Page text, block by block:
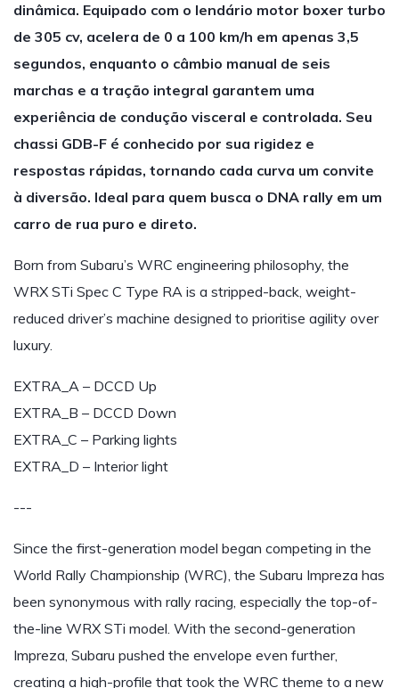
dinâmica. Equipado com o lendário motor boxer turbo
de 305 cv, acelera de 0 a 100 km/h em apenas 3,5
segundos, enquanto o câmbio manual de seis
marchas e a tração integral garantem uma
experiência de condução visceral e controlada. Seu
chassi GDB-F é conhecido por sua rigidez e
respostas rápidas, tornando cada curva um convite
à diversão. Ideal para quem busca o DNA rally em um
carro de rua puro e direto.
Born from Subaru’s WRC engineering philosophy, the
WRX STi Spec C Type RA is a stripped-back, weight-
reduced driver’s machine designed to prioritise agility over
luxury.
EXTRA_A – DCCD Up
EXTRA_B – DCCD Down
EXTRA_C – Parking lights
EXTRA_D – Interior light
---
Since the first-generation model began competing in the
World Rally Championship (WRC), the Subaru Impreza has
been synonymous with rally racing, especially the top-of-
the-line WRX STi model. With the second-generation
Impreza, Subaru pushed the envelope even further,
creating a high-profile that took the WRC theme to a new